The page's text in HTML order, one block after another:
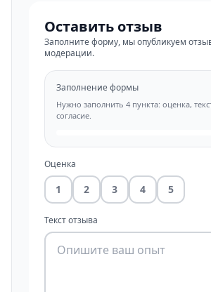
Оставить отзыв
Заполните форму, мы опубликуем
модерации.
Заполнение формы
Нужно заполнить 4 пункта: оценка,
согласие.
Оценка
1 2 3 4 5
Текст отзыва